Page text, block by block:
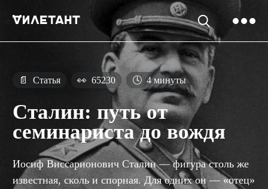
📄 Статья 👀 65230 🕓 4 минуты
Сталин: путь от
семинариста до вождя
Иосиф Виссарионович Сталин — фигура столь же
известная, сколь и спорная. Для одних он — «отец»